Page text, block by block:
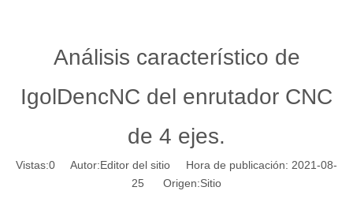
Análisis característico de
IgolDencNC del enrutador CNC
de 4 ejes.
Vistas:0 Autor:Editor del sitio Hora de publicación: 2021-08-
25 Origen:Sitio